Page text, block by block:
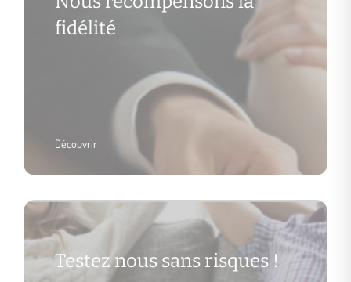
fidélité
Découvrir
Testez nous sans risques !